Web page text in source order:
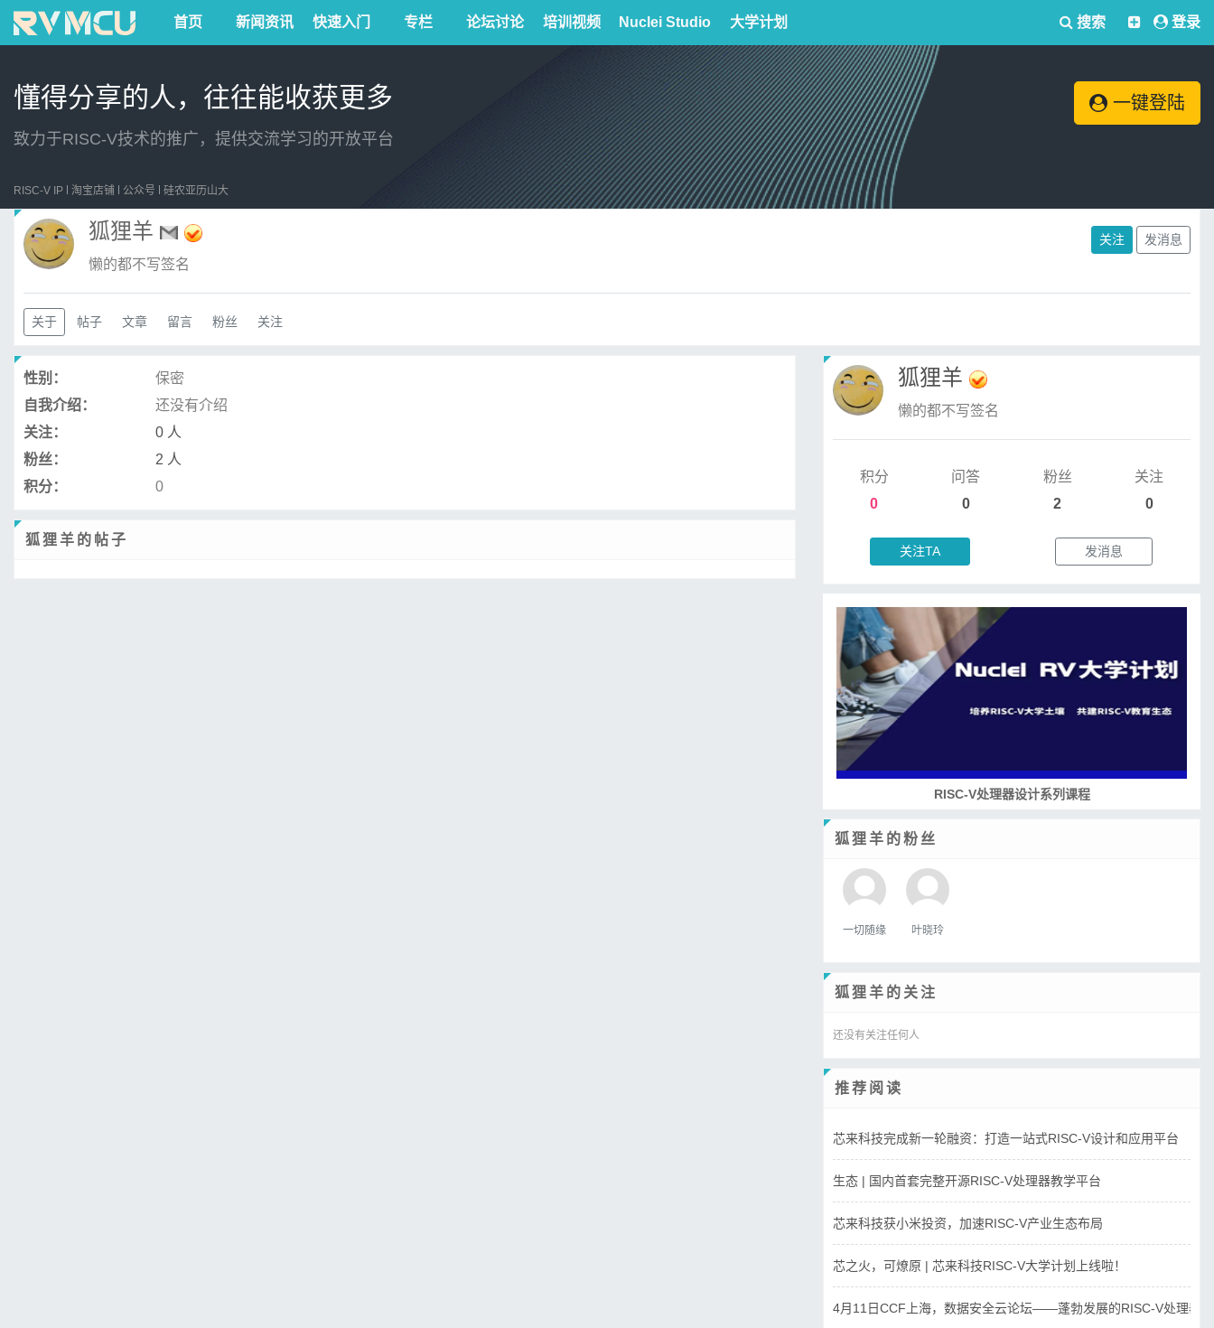
首页 新闻资讯 快速入门 专栏 论坛讨论 培训视频 Nuclei Studio 大学计划 搜索 登录
懂得分享的人，往往能收获更多
致力于RISC-V技术的推广，提供交流学习的开放平台
一键登陆
RISC-V IP 淘宝店铺 公众号 硅农亚历山大
狐狸羊
懒的都不写签名
关注 发消息
关于 帖子 文章 留言 粉丝 关注
性别：
保密
自我介绍：
还没有介绍
关注：
0 人
粉丝：
2 人
积分：
0
狐狸羊的帖子
狐狸羊
懒的都不写签名
积分
0
问答
0
粉丝
2
关注
0
关注TA 发消息
RISC-V处理器设计系列课程
狐狸羊的粉丝
一切随缘 叶晓玲
狐狸羊的关注
还没有关注任何人
推荐阅读
芯来科技完成新一轮融资：打造一站式RISC-V设计和应用平台
生态 | 国内首套完整开源RISC-V处理器教学平台
芯来科技获小米投资，加速RISC-V产业生态布局
芯之火，可燎原 | 芯来科技RISC-V大学计划上线啦！
4月11日CCF上海，数据安全云论坛——蓬勃发展的RISC-V处理器